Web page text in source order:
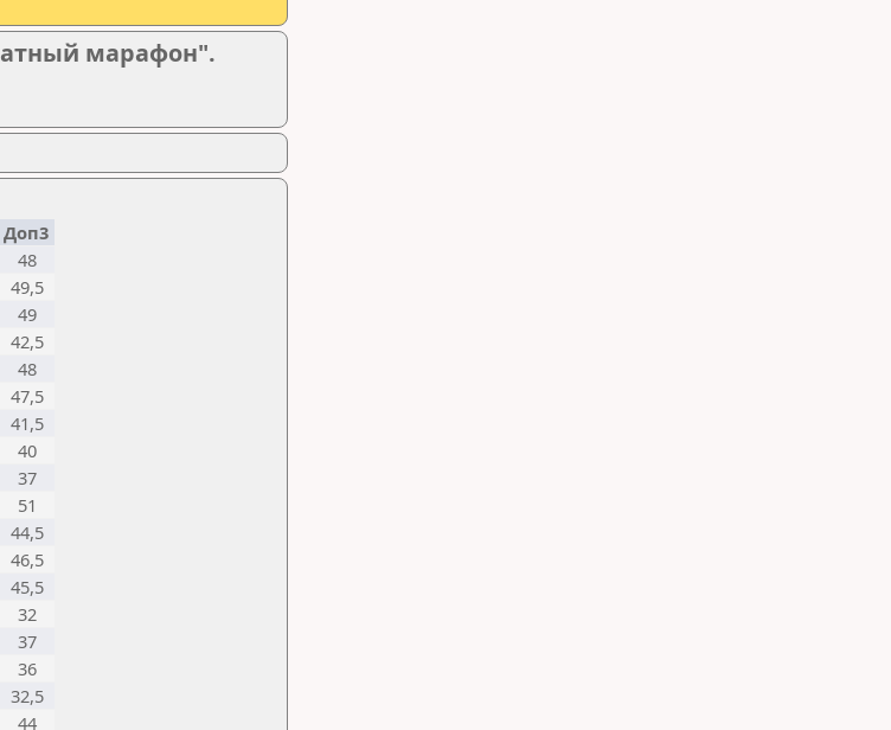
марафон".
Доп3
48
49,5
49
42,5
48
47,5
41,5
40
37
51
44,5
46,5
45,5
32
37
36
32,5
44